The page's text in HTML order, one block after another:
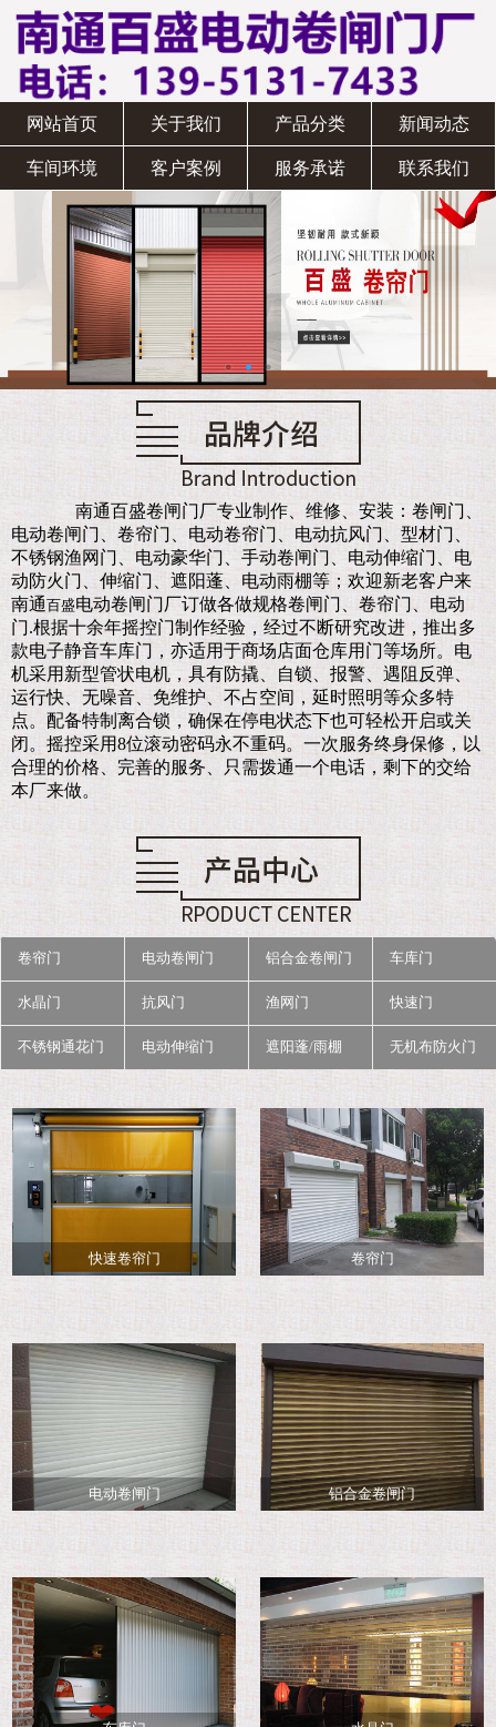
网站首页 关于我们 产品分类 新闻动态
车间环境 客户案例 服务承诺 联系我们
南通百盛卷闸门厂专业制作、维修、安装：卷闸门、
电动卷闸门、卷帘门、电动卷帘门、电动抗风门、型材门、
不锈钢渔网门、电动豪华门、手动卷闸门、电动伸缩门、电
动防火门、伸缩门、遮阳蓬、电动雨棚等；欢迎新老客户来
南通 百盛电动卷闸门厂订做各做规格卷闸门、卷帘门、电动
门.根据十余年摇控门制作经验，经过不断研究改进，推出多
款电子静音车库门，亦适用于商场店面仓库用门等场所。电
机采用新型管状电机，具有防撬、自锁、报警、遇阻反弹、
运行快、无噪音、免维护、不占空间，延时照明等众多特
点。配备特制离合锁，确保在停电状态下也可轻松开启或关
闭。摇控采用8位滚动密码永不重码。一次服务终身保修，以
合理的价格、完善的服务、只需拨通一个电话，剩下的交给
本厂来做。
卷帘门 电动卷闸门 铝合金卷闸门 车库门
水晶门 抗风门 渔网门 快速门
不锈钢通花门 电动伸缩门 遮阳蓬/雨棚 无机布防火门
快速卷帘门 卷帘门
电动卷闸门 铝合金卷闸门